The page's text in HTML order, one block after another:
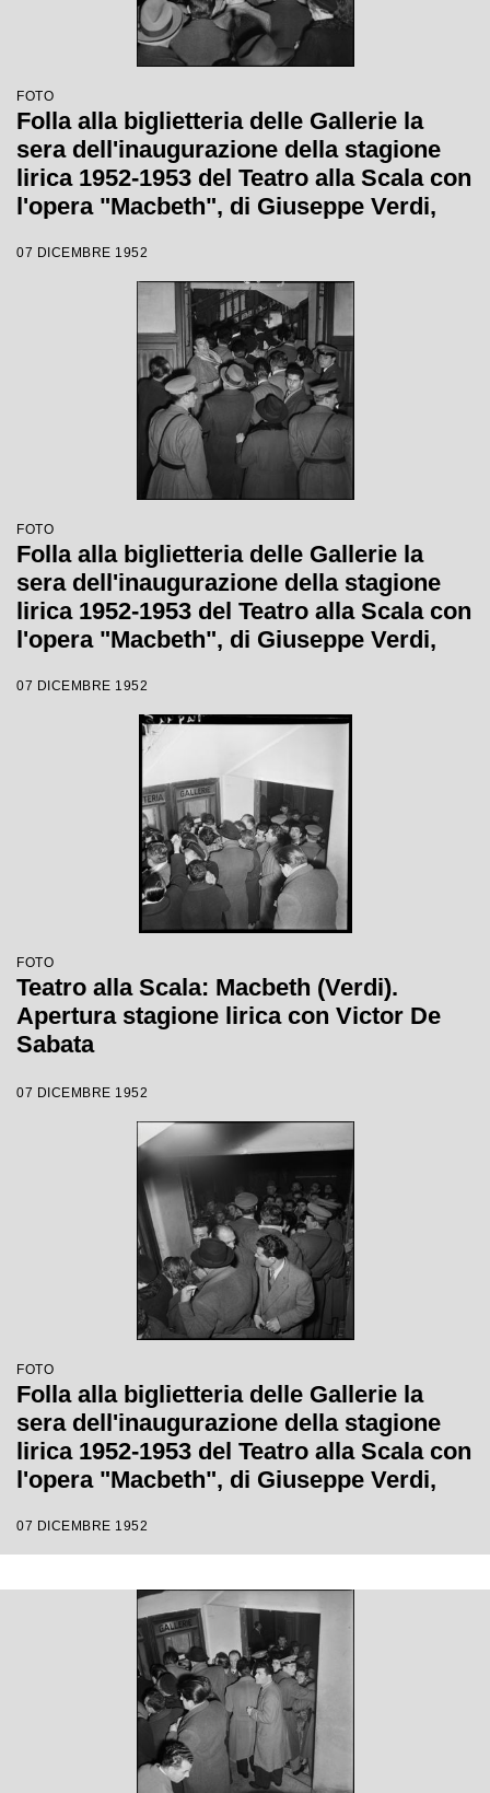
FOTO
Folla alla biglietteria delle Gallerie la
sera dell'inaugurazione della stagione
lirica 1952-1953 del Teatro alla Scala con
l'opera "Macbeth", di Giuseppe Verdi,
di Carl Ebert
07 DICEMBRE 1952
FOTO
Folla alla biglietteria delle Gallerie la
sera dell'inaugurazione della stagione
lirica 1952-1953 del Teatro alla Scala con
l'opera "Macbeth", di Giuseppe Verdi,
di Carl Ebert
07 DICEMBRE 1952
FOTO
Teatro alla Scala: Macbeth (Verdi).
Apertura stagione lirica con Victor De
Sabata
07 DICEMBRE 1952
FOTO
Folla alla biglietteria delle Gallerie la
sera dell'inaugurazione della stagione
lirica 1952-1953 del Teatro alla Scala con
l'opera "Macbeth", di Giuseppe Verdi,
di Carl Ebert
07 DICEMBRE 1952